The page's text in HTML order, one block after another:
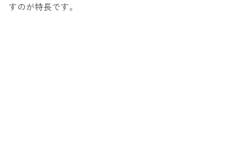
すのが特長です。